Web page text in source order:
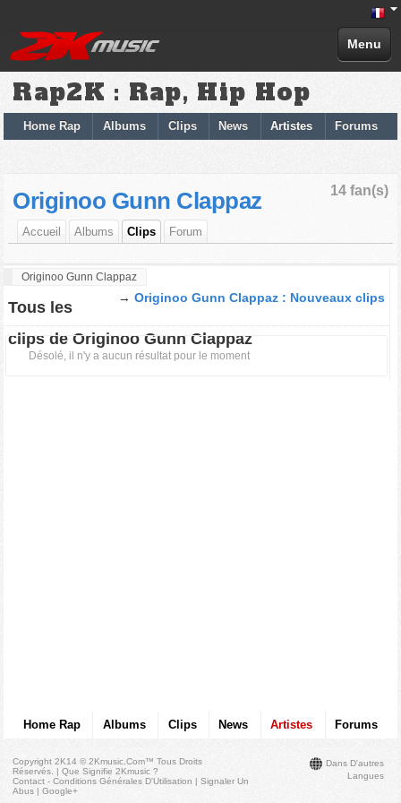
Menu
Rap2K : Rap, Hip Hop
Home Rap Albums Clips News Artistes Forums
14 fan(s)
Originoo Gunn Clappaz
Accueil Albums Clips Forum
Originoo Gunn Clappaz
→ Originoo Gunn Clappaz : Nouveaux clips
Tous les
clips de Originoo Gunn Clappaz
Désolé, il n'y a aucun résultat pour le moment
Home Rap Albums Clips News Artistes Forums
Dans D'autres
Langues
Copyright 2K14 © 2Kmusic.com™Tous Droits
Réservés . |Que Signifie 2Kmusic ?
Contact - Conditions Générales D'Utilisation |Signaler Un
Abus |Google+